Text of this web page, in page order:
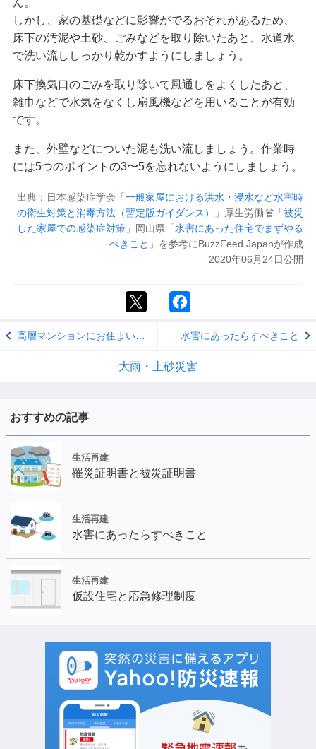
しかし、家の基礎などに影響がでるおそれがあるため、
床下の汚泥や土砂、ごみなどを取り除いたあと、水道水
で洗い流ししっかり乾かすようにしましょう。
床下換気口のごみを取り除いて風通しをよくしたあと、
雑巾などで水気をなくし扇風機などを用いることが有効
です。
また、外壁などについた泥も洗い流しましょう。作業時
には5つのポイントの3〜5を忘れないようにしましょう。
出典：日本感染症学会「一般家屋における洪水・浸水など水害時
の衛生対策と消毒方法（暫定版ガイダンス）
」厚生労働省「被災
した家屋での感染症対策 」岡山県「水害にあった住宅でまずやる
べきこと 」を参考にBuzzFeed Japanが作成
2020年06月24日公開
高層マンションにお住まいの方の備え 水害にあったらすべきこと
大雨・土砂災害
おすすめの記事
生活再建
罹災証明書と被災証明書
生活再建
水害にあったらすべきこと
生活再建
仮設住宅と応急修理制度